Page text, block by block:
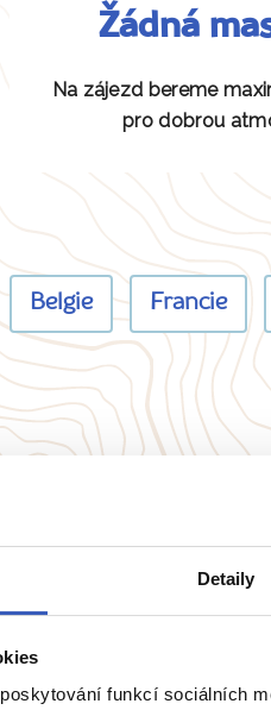
Detaily
funkcí sociálních
Žádná
Na zájezd bereme
pro dobrou
Belgie Francie